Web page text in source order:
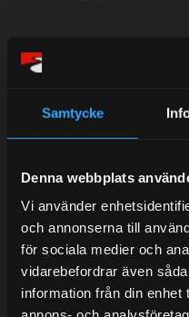
Samtycke
Denna webbplats
Vi använder
och annonserna till
för sociala medier och
vidarebefordrar även
information från din
Mån-Tors: 10:30-15:00
Tel: 031- 51 66 60
BLOG